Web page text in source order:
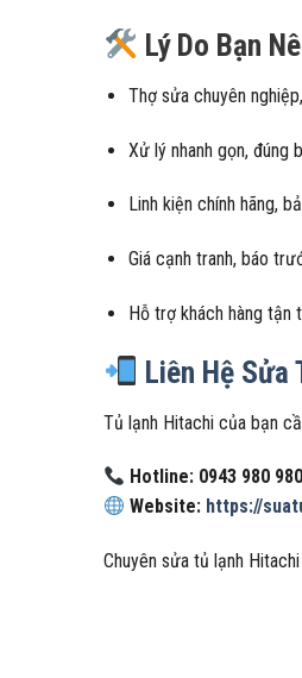
Lý Do Bạn
Thợ sửa chuyên
Xử lý nhanh gọn, đúng
Linh kiện chính hãng,
Giá cạnh tranh, báo
Hỗ trợ khách hàng tận
Liên Hệ Sửa
Tủ lạnh Hitachi của bạn
Hotline: 0943 980 980
Website: https://
Chuyên sửa tủ lạnh